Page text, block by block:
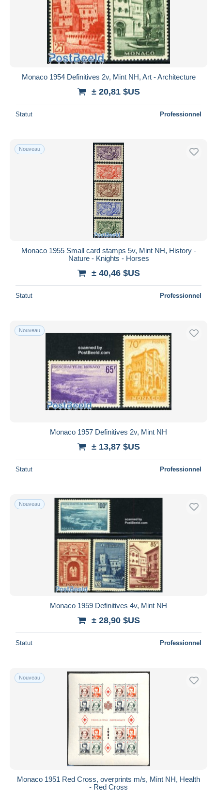
Monaco 1954 Definitives 2v, Mint NH, Art - Architecture
± 20,81 $US
Statut Professionnel
Nouveau
Monaco 1955 Small card stamps 5v, Mint NH, History -
Nature - Knights - Horses
± 40,46 $US
Statut Professionnel
Nouveau
Monaco 1957 Definitives 2v, Mint NH
± 13,87 $US
Statut Professionnel
Nouveau
Monaco 1959 Definitives 4v, Mint NH
± 28,90 $US
Statut Professionnel
Nouveau
Monaco 1951 Red Cross, overprints m/s, Mint NH, Health
- Red Cross